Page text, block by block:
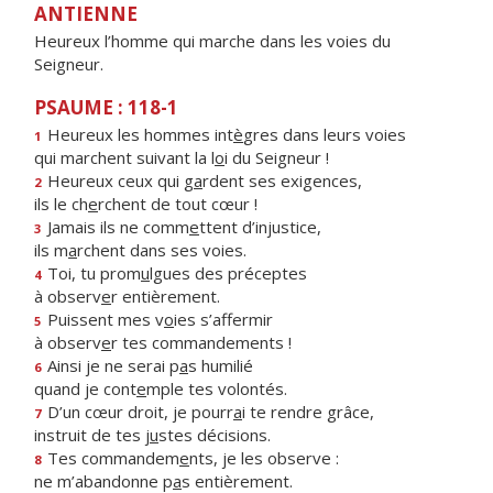
ANTIENNE
Heureux l’homme qui marche dans les voies du
Seigneur.
PSAUME : 118-1
1 Heureux les hommes intègres dans leurs voies
qui marchent suivant la loi du Seigneur !
2 Heureux ceux qui gardent ses exigences,
ils le cherchent de tout cœur !
3 Jamais ils ne commettent d’injustice,
ils marchent dans ses voies.
4 Toi, tu promulgues des préceptes
à observer entièrement.
5 Puissent mes voies s’affermir
à observer tes commandements !
6 Ainsi je ne serai pas humilié
quand je contemple tes volontés.
7 D’un cœur droit, je pourrai te rendre grâce,
instruit de tes justes décisions.
8 Tes commandements, je les observe :
ne m’abandonne pas entièrement.